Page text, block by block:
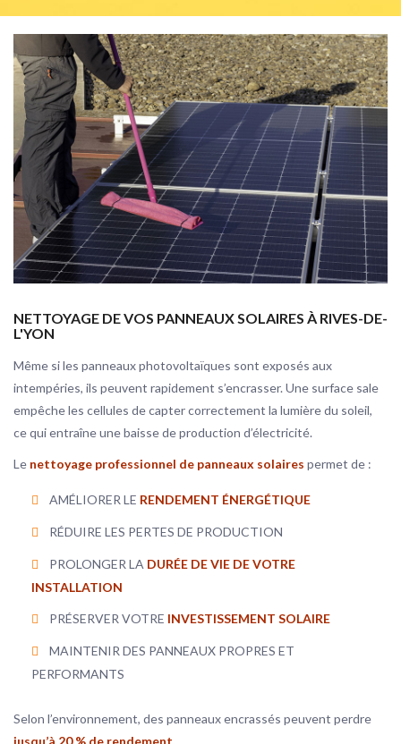
NETTOYAGE DE VOS PANNEAUX SOLAIRES À RIVES-DE-
L'YON
Même si les panneaux photovoltaïques sont exposés aux
intempéries, ils peuvent rapidement s’encrasser. Une surface sale
empêche les cellules de capter correctement la lumière du soleil,
ce qui entraîne une baisse de production d’électricité.
Le nettoyage professionnel de panneaux solaires permet de :
AMÉLIORER LE RENDEMENT ÉNERGÉTIQUE
RÉDUIRE LES PERTES DE PRODUCTION
PROLONGER LA DURÉE DE VIE DE VOTRE
INSTALLATION
PRÉSERVER VOTRE INVESTISSEMENT SOLAIRE
MAINTENIR DES PANNEAUX PROPRES ET
PERFORMANTS
Selon l’environnement, des panneaux encrassés peuvent perdre
jusqu’à 20 % de rendement.